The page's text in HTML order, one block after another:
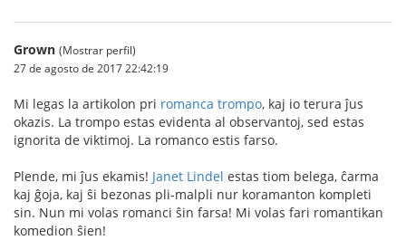
Grown (Mostrar perfil)
27 de agosto de 2017 22:42:19
Mi legas la artikolon pri romanca trompo, kaj io terura ĵus
okazis. La trompo estas evidenta al observantoj, sed estas
ignorita de viktimoj. La romanco estis farso.
Plende, mi ĵus ekamis! Janet Lindel estas tiom belega, ĉarma
kaj ĝoja, kaj ŝi bezonas pli-malpli nur koramanton kompleti
sin. Nun mi volas romanci ŝin farsa! Mi volas fari romantikan
komedion ŝien!